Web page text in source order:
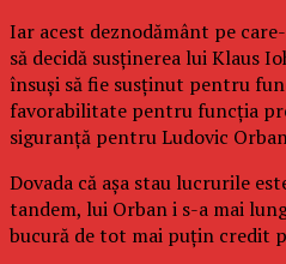
Iar acest deznodământ pe
să decidă susținerea lui Klaus
însuși să fie susținut pentru
favorabilitate pentru funcția
siguranță pentru Ludovic
Dovada că așa stau lucrurile
tandem, lui Orban i s-a mai
bucură de tot mai puțin credit